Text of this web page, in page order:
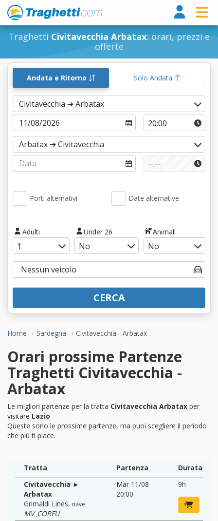
Traghetti Civitavecchia Arbatax: orari, prezzi e
offerte
Home Sardegna Civitavecchia - Arbatax
Andata e Ritorno Solo Andata
Porti alternativi Date alternative
Adulti Under 26 Animali
CERCA
Orari prossime Partenze
Traghetti Civitavecchia -
Arbatax
Le migliori partenze per la tratta Civitavecchia Arbatax per
visitare Lazio
Queste sono le prossime partenze, ma puoi scegliere il periodo
che più ti piace.
Tratta Partenza
Durata
Civitavecchia ►
Arbatax
Grimaldi Lines, nave
MV_CORFU
Mar 11/08
20:00
9h